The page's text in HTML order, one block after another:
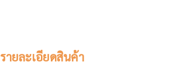
รายละเอียดสินค้า